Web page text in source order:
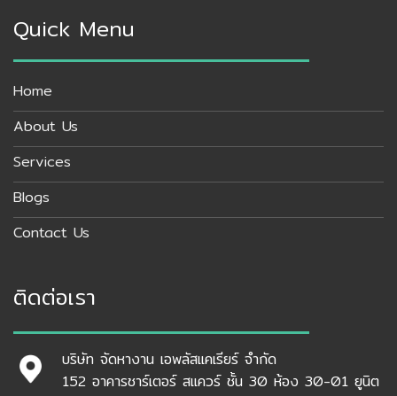
Quick Menu
Home
About Us
Services
Blogs
Contact Us
ติดต่อเรา
บริษัท จัดหางาน เอพลัสแคเรียร์ จำกัด
152 อาคารชาร์เตอร์ สแควร์ ชั้น 30 ห้อง 30-01 ยูนิต